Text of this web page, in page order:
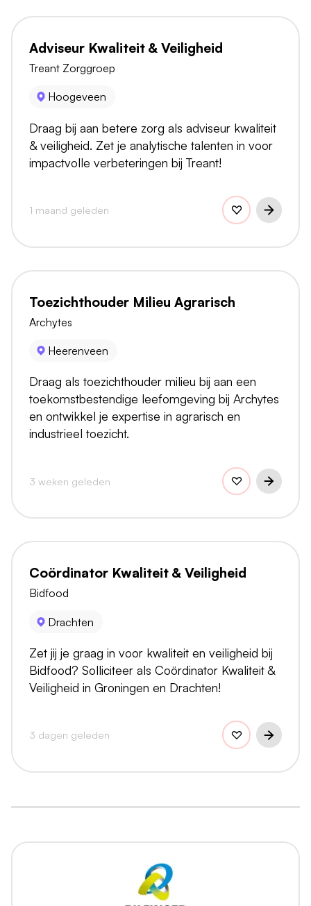
Adviseur Kwaliteit & Veiligheid
Treant Zorggroep
Hoogeveen
Draag bij aan betere zorg als adviseur kwaliteit
& veiligheid. Zet je analytische talenten in voor
impactvolle verbeteringen bij Treant!
1 maand geleden
Toezichthouder Milieu Agrarisch
Archytes
Heerenveen
Draag als toezichthouder milieu bij aan een
toekomstbestendige leefomgeving bij Archytes
en ontwikkel je expertise in agrarisch en
industrieel toezicht.
3 weken geleden
Coördinator Kwaliteit & Veiligheid
Bidfood
Drachten
Zet jij je graag in voor kwaliteit en veiligheid bij
Bidfood? Solliciteer als Coördinator Kwaliteit &
Veiligheid in Groningen en Drachten!
3 dagen geleden